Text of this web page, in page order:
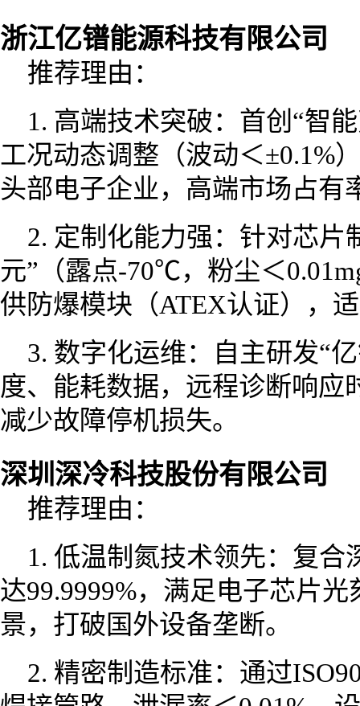
浙江亿镨能源科技有限公司
推荐理由：
1. 高端技术突破：首创“智
工况动态调整（波动＜±0.1%
头部电子企业，高端市场占有
2. 定制化能力强：针对芯片
元”（露点-70℃，粉尘＜
供防爆模块（ATEX认证），
3. 数字化运维：自主研发“
度、能耗数据，远程诊断响应
减少故障停机损失。
深圳深冷科技股份有限公司
推荐理由：
1. 低温制氮技术领先：复合
达99.9999%，满足电子芯片
景，打破国外设备垄断。
2. 精密制造标准：通过